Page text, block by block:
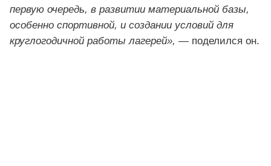
первую очередь, в развитии материальной базы,
особенно спортивной, и создании условий для
круглогодичной работы лагерей», — поделился он.